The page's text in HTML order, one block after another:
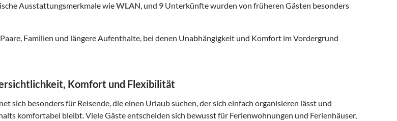
Ausstattungsmerkmale wieWLAN, und 9 Unterkünfte wurden von früheren Gästen besonders
Familien und längere Aufenthalte, bei denen Unabhängigkeit und Komfort im Vordergrund
Komfort und Flexibilität
sich besonders für Reisende, die einen Urlaub suchen, der sich einfach organisieren lässt und
komfortabel bleibt. Viele Gäste entscheiden sich bewusst für Ferienwohnungen und Ferienhäuser,